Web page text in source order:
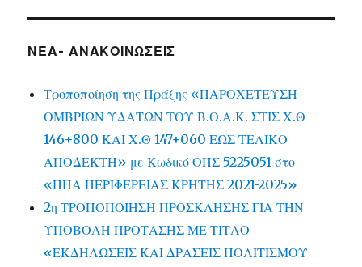
ΝΕΑ- ΑΝΑΚΟΙΝΩΣΕΙΣ
Τροποποίηση της Πράξης «ΠΑΡΟΧΕΤΕΥΣΗ
ΟΜΒΡΙΩΝ ΥΔΑΤΩΝ ΤΟΥ Β.Ο.Α.Κ. ΣΤΙΣ Χ.Θ
146+800 ΚΑΙ Χ.Θ 147+060 ΕΩΣ ΤΕΛΙΚΟ
ΑΠΟΔΕΚΤΗ» με Κωδικό ΟΠΣ 5225051 στο
«ΠΠΑ ΠΕΡΙΦΕΡΕΙΑΣ ΚΡΗΤΗΣ 2021-2025»
2η ΤΡΟΠΟΠΟΙΗΣΗ ΠΡΟΣΚΛΗΣΗΣ ΓΙΑ ΤΗΝ
ΥΠΟΒΟΛΗ ΠΡΟΤΑΣΗΣ ΜΕ ΤΙΤΛΟ
«ΕΚΔΗΛΩΣΕΙΣ ΚΑΙ ΔΡΑΣΕΙΣ ΠΟΛΙΤΙΣΜΟΥ